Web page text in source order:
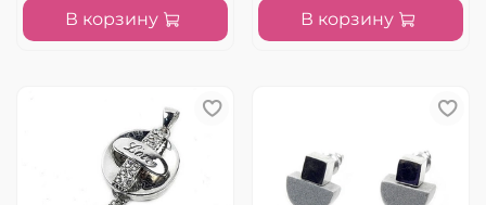
В корзину В корзину